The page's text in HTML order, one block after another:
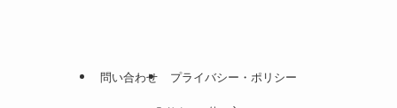
問い合わせ プライバシー・ポリシー